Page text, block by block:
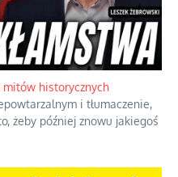
historycznych
i tłumaczenie,
żeby później znowu jakiegoś